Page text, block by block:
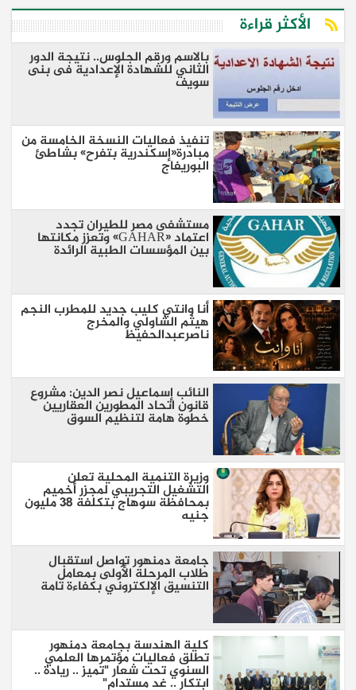
الأكثر قراءة
بالاسم ورقم الجلوس.. نتيجة الدور
الثاني للشهادة الإعدادية فى بنى
سويف
تنفيذ فعاليات النسخة الخامسة من
مبادرة«إسكندرية بتفرح» بشاطئ
البوريفاج
مستشفى مصر للطيران تجدد
اعتماد «GAHAR» وتعزز مكانتها
بين المؤسسات الطبية الرائدة
أنا وانتي كليب جديد للمطرب النجم
هيثم الشاولي والمخرج
ناصرعبدالحفيظ
النائب إسماعيل نصر الدين: مشروع
قانون اتحاد المطورين العقاريين
خطوة هامة لتنظيم السوق
وزيرة التنمية المحلية تعلن
التشغيل التجريبي لمجزر أخميم
بمحافظة سوهاج بتكلفة 38 مليون
جنيه
جامعة دمنهور تواصل استقبال
طلاب المرحلة الأولى بمعامل
التنسيق الإلكتروني بكفاءة تامة
كلية الهندسة بجامعة دمنهور
تطلق فعاليات مؤتمرها العلمي
السنوي تحت شعار "تميز .. ريادة ..
ابتكار .. غد مستدام"